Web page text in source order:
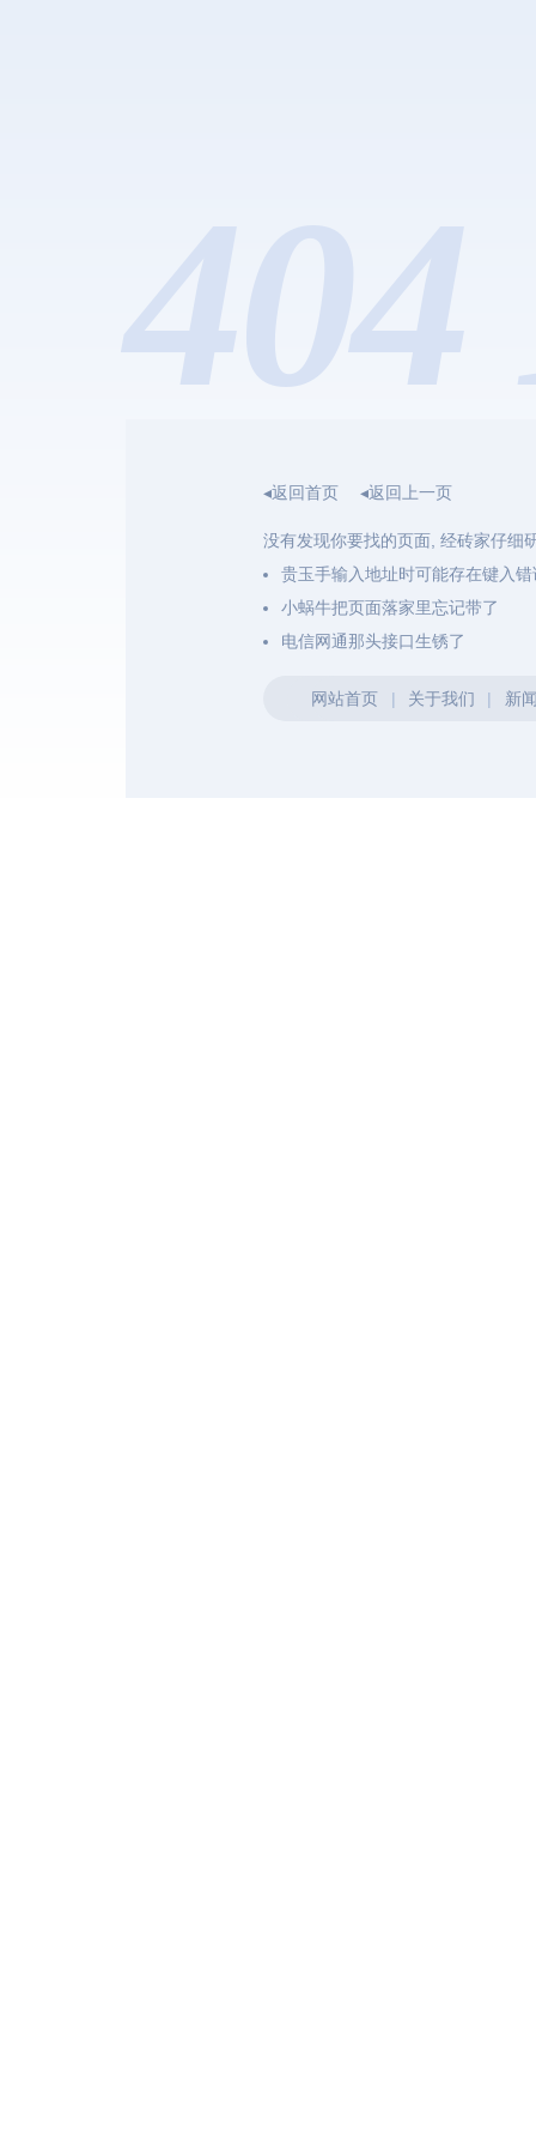
◂返回首页 ◂返回上一页
没有发现你要找的页面, 经砖家仔细
贵玉手输入地址时可能存在键入错
小蜗牛把页面落家里忘记带了
电信网通那头接口生锈了
网站首页 | 关于我们 | 新